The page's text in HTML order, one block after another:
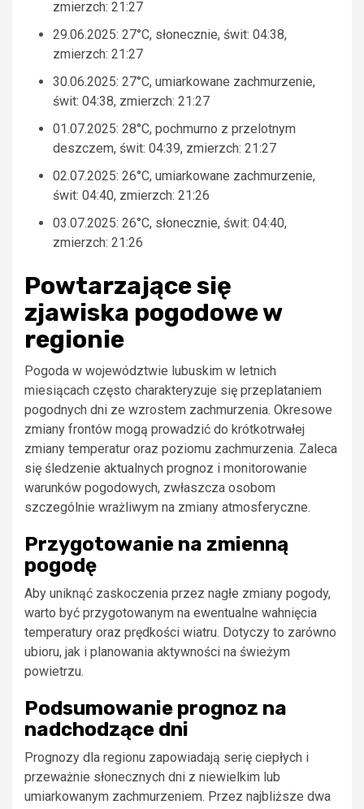
zmierzch: 21:27
29.06.2025: 27°C, słonecznie, świt: 04:38,
zmierzch: 21:27
30.06.2025: 27°C, umiarkowane zachmurzenie,
świt: 04:38, zmierzch: 21:27
01.07.2025: 28°C, pochmurno z przelotnym
deszczem, świt: 04:39, zmierzch: 21:27
02.07.2025: 26°C, umiarkowane zachmurzenie,
świt: 04:40, zmierzch: 21:26
03.07.2025: 26°C, słonecznie, świt: 04:40,
zmierzch: 21:26
Powtarzające się
zjawiska pogodowe w
regionie
Pogoda w województwie lubuskim w letnich
miesiącach często charakteryzuje się przeplataniem
pogodnych dni ze wzrostem zachmurzenia. Okresowe
zmiany frontów mogą prowadzić do krótkotrwałej
zmiany temperatur oraz poziomu zachmurzenia. Zaleca
się śledzenie aktualnych prognoz i monitorowanie
warunków pogodowych, zwłaszcza osobom
szczególnie wrażliwym na zmiany atmosferyczne.
Przygotowanie na zmienną
pogodę
Aby uniknąć zaskoczenia przez nagłe zmiany pogody,
warto być przygotowanym na ewentualne wahnięcia
temperatury oraz prędkości wiatru. Dotyczy to zarówno
ubioru, jak i planowania aktywności na świeżym
powietrzu.
Podsumowanie prognoz na
nadchodzące dni
Prognozy dla regionu zapowiadają serię ciepłych i
przeważnie słonecznych dni z niewielkim lub
umiarkowanym zachmurzeniem. Przez najbliższe dwa